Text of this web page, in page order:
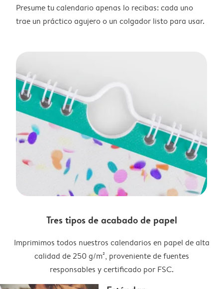
Presume tu calendario apenas lo recibas: cada uno
trae un práctico agujero o un colgador listo para usar.
Tres tipos de acabado de papel
Imprimimos todos nuestros calendarios en papel de alta
calidad de 250 g/m², proveniente de fuentes
responsables y certificado por FSC.